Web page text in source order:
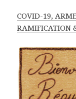
COVID-19,
RAMIFICATION